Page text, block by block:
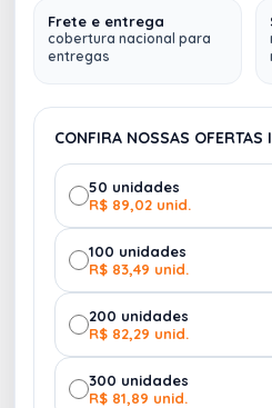
Frete e entrega
cobertura nacional para
entregas
CONFIRA NOSSAS OFERTAS
50 unidades
R$ 89,02 unid.
100 unidades
R$ 83,49 unid.
200 unidades
R$ 82,29 unid.
300 unidades
R$ 81,89 unid.